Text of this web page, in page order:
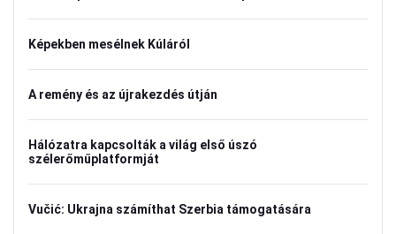
Képekben mesélnek Kúláról
A remény és az újrakezdés útján
Hálózatra kapcsolták a világ első úszó
szélerőműplatformját
Vučić: Ukrajna számíthat Szerbia támogatására